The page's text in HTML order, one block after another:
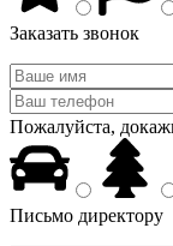
Заказать звонок
Пожалуйста,
Письмо директору